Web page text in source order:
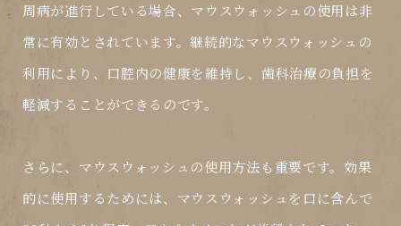
周病が進行している場合、マウスウォッシュの使用は非
常に有効とされています。継続的なマウスウォッシュの
利用により、口腔内の健康を維持し、歯科治療の負担を
軽減することができるのです。
さらに、マウスウォッシュの使用方法も重要です。効果
的に使用するためには、マウスウォッシュを口に含んで